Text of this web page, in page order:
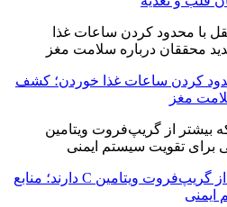
کردن ساعات غذا خوردن؛ کشف
مغز
۷ ماده غذایی که بیشتر از گریپ‌فروت ویتامین C دارند؛ منابع
ایمنی